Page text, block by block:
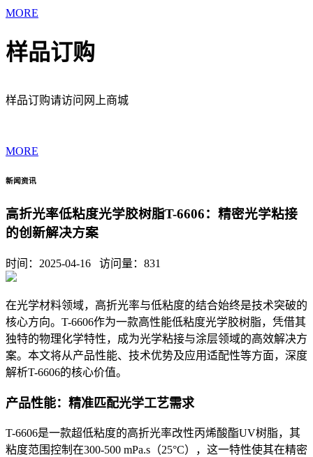
MORE
样品订购
样品订购请访问网上商城
MORE
新闻资讯
高折光率低粘度光学胶树脂T-6606：精密光学粘接
的创新解决方案
时间：2025-04-16 访问量： 831
在光学材料领域，高折光率与低粘度的结合始终是技术突破的
核心方向。 T-6606作为一款高性能低粘度光学胶树脂，凭借其
独特的物理化学特性，成为光学粘接与涂层领域的高效解决方
案。本文将从产品性能、技术优势及应用适配性等方面，深度
解析T-6606的核心价值。
产品性能：精准匹配光学工艺需求
T-6606是一款超低粘度的高折光率改性丙烯酸酯UV树脂，其
粘度范围控制在300-500 mPa.s（25°C），这一特性使其在精密